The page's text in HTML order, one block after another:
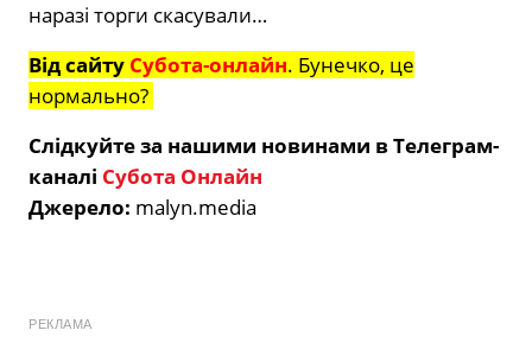
наразі торги скасували…
Від сайту Субота-онлайн. Бунечко, це
нормально?
Слідкуйте за нашими новинами в Телеграм-
каналі Субота Онлайн
Джерело: malyn.media
РЕКЛАМА